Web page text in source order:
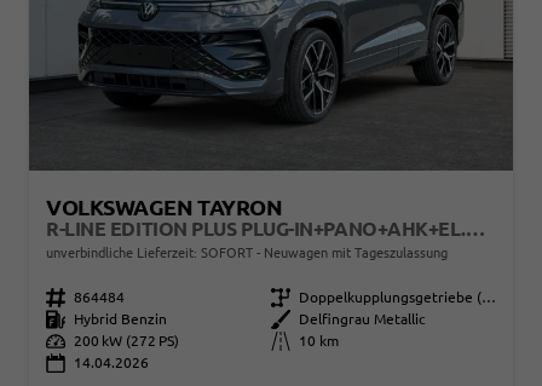
VOLKSWAGEN TAYRON
R-LINE EDITION PLUS PLUG-IN+PANO+AHK+EL.HECKKL.+LED+PDC+20''LM
unverbindliche Lieferzeit: SOFORT Neuwagen mit Tageszulassung
Fahrzeugnr. 864484 Getriebe
Doppelkupplungsgetriebe (DSG)
Kraftstoff
Hybrid Benzin Außenfarbe
Delfingrau Metallic
Leistung
200 kW (272 PS) Kilometerstand
10 km
14.04.2026